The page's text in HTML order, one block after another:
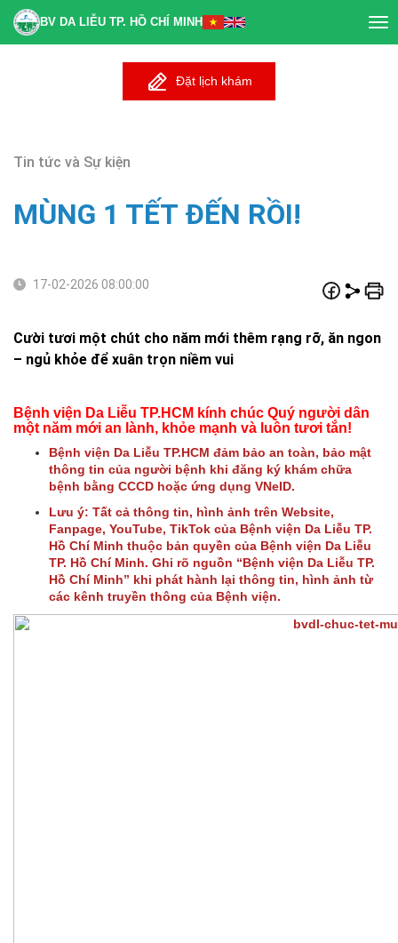
BV DA LIỄU TP. HỒ CHÍ MINH
Đặt lịch khám
Tin tức và Sự kiện
MÙNG 1 TẾT ĐẾN RỒI!
17-02-2026 08:00:00
Cười tươi một chút cho năm mới thêm rạng rỡ, ăn ngon
– ngủ khỏe để xuân trọn niềm vui
Bệnh viện Da Liễu TP.HCM kính chúc Quý người dân
một năm mới an lành, khỏe mạnh và luôn tươi tắn!
Bệnh viện Da Liễu TP.HCM đảm bảo an toàn, bảo mật
thông tin của người bệnh khi đăng ký khám chữa
bệnh bằng CCCD hoặc ứng dụng VNeID.
Lưu ý: Tất cả thông tin, hình ảnh trên Website,
Fanpage, YouTube, TikTok của Bệnh viện Da Liễu TP.
Hồ Chí Minh thuộc bản quyền của Bệnh viện Da Liễu
TP. Hồ Chí Minh. Ghi rõ nguồn “Bệnh viện Da Liễu TP.
Hồ Chí Minh” khi phát hành lại thông tin, hình ảnh từ
các kênh truyền thông của Bệnh viện.